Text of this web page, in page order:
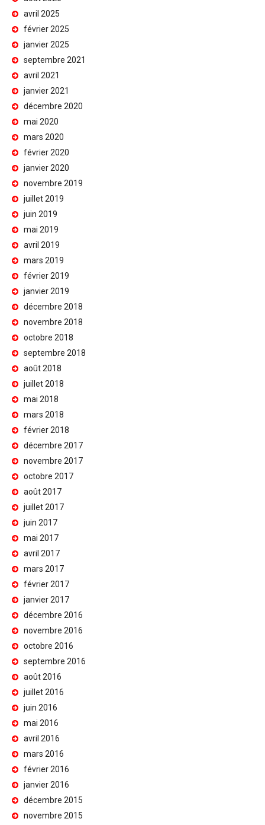
avril 2025
février 2025
janvier 2025
septembre 2021
avril 2021
janvier 2021
décembre 2020
mai 2020
mars 2020
février 2020
janvier 2020
novembre 2019
juillet 2019
juin 2019
mai 2019
avril 2019
mars 2019
février 2019
janvier 2019
décembre 2018
novembre 2018
octobre 2018
septembre 2018
août 2018
juillet 2018
mai 2018
mars 2018
février 2018
décembre 2017
novembre 2017
octobre 2017
août 2017
juillet 2017
juin 2017
mai 2017
avril 2017
mars 2017
février 2017
janvier 2017
décembre 2016
novembre 2016
octobre 2016
septembre 2016
août 2016
juillet 2016
juin 2016
mai 2016
avril 2016
mars 2016
février 2016
janvier 2016
décembre 2015
novembre 2015